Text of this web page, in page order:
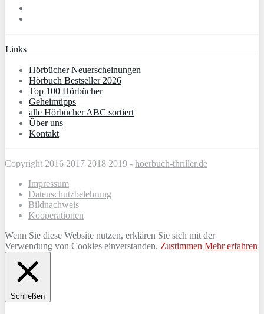
Links
Hörbücher Neuerscheinungen
Hörbuch Bestseller 2026
Top 100 Hörbücher
Geheimtipps
alle Hörbücher ABC sortiert
Über uns
Kontakt
Copyright 2016 2017 2018 2019 - hoerbuch-thriller.de
Impressum
Datenschutzbelehrung
Bildnachweis
Kooperationen
Wenn Sie diese Website nutzen, erklären Sie sich mit der
Verwendung von Cookies einverstanden. Zustimmen Mehr erfahren
Schließen